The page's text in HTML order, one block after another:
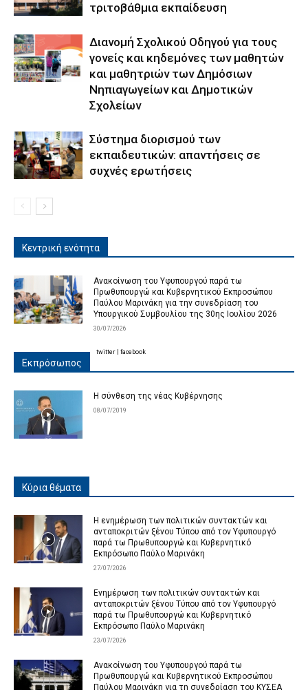
τριτοβάθμια εκπαίδευση
Διανομή Σχολικού Οδηγού για τους
γονείς και κηδεμόνες των μαθητών
και μαθητριών των Δημόσιων
Νηπιαγωγείων και Δημοτικών
Σχολείων
Σύστημα διορισμoύ των
εκπαιδευτικών: απαντήσεις σε
συχνές ερωτήσεις
Κεντρική ενότητα
Ανακοίνωση του Υφυπουργού παρά τω
Πρωθυπουργώ και Κυβερνητικού Εκπροσώπου
Παύλου Μαρινάκη για την συνεδρίαση του
Υπουργικού Συμβουλίου της 30ης Ιουλίου 2026
30/07/2026
Εκπρόσωπος
Η σύνθεση της νέας Κυβέρνησης
08/07/2019
twitter facebook
Κύρια θέματα
Η ενημέρωση των πολιτικών συντακτών και
ανταποκριτών ξένου Τύπου από τον Υφυπουργό
παρά τω Πρωθυπουργώ και Κυβερνητικό
Εκπρόσωπο Παύλο Μαρινάκη
27/07/2026
Ενημέρωση των πολιτικών συντακτών και
ανταποκριτών ξένου Τύπου από τον Υφυπουργό
παρά τω Πρωθυπουργώ και Κυβερνητικό
Εκπρόσωπο Παύλο Μαρινάκη
23/07/2026
Ανακοίνωση του Υφυπουργού παρά τω
Πρωθυπουργώ και Κυβερνητικού Εκπροσώπου
Παύλου Μαρινάκη για τη συνεδρίαση του ΚΥΣΕΑ